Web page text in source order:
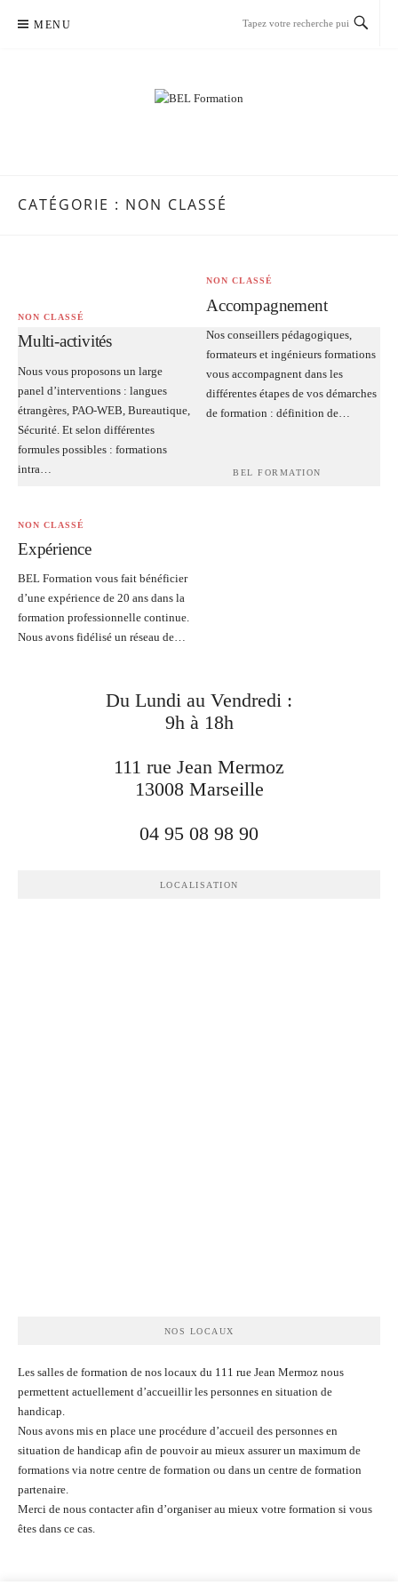
MENU
CATÉGORIE : NON CLASSÉ
NON CLASSÉ
Multi-activités
Nous vous proposons un large
panel d’interventions : langues
étrangères, PAO-WEB, Bureautique,
Sécurité. Et selon différentes
formules possibles : formations
intra…
NON CLASSÉ
Accompagnement
Nos conseillers pédagogiques,
formateurs et ingénieurs formations
vous accompagnent dans les
différentes étapes de vos démarches
de formation : définition de…
NON CLASSÉ
Expérience
BEL Formation vous fait bénéficier
d’une expérience de 20 ans dans la
formation professionnelle continue.
Nous avons fidélisé un réseau de…
BEL FORMATION
Du Lundi au Vendredi :
9h à 18h
111 rue Jean Mermoz
13008 Marseille
04 95 08 98 90
LOCALISATION
NOS LOCAUX
Les salles de formation de nos locaux du 111 rue Jean Mermoz nous
permettent actuellement d’accueillir les personnes en situation de
handicap.
Nous avons mis en place une procédure d’accueil des personnes en
situation de handicap afin de pouvoir au mieux assurer un maximum de
formations via notre centre de formation ou dans un centre de formation
partenaire.
Merci de nous contacter afin d’organiser au mieux votre formation si vous
êtes dans ce cas.